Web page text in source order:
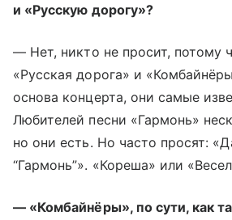
и «Русскую дорогу»?
— Нет, никто не просит, потому
«Русская дорога» и
основа концерта, они самые
Любителей песни «Гармонь»
но они есть. Но часто просят:
“Гармонь”». «Кореша» или
— «Комбайнёры», по сути, как